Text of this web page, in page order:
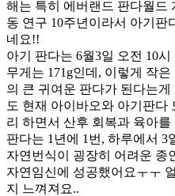
해는 특히 에버랜드 판다월드
동 연구 10주년이라서 아기판
네요!!
아기 판다는 6월3일 오전 10
무게는 171g인데, 이렇게 작
의 큰 귀여운 판다가 된다는
도 현재 아이바오와 아기판다
리 하면서 산후 회복과 육아를
판다는 1년에 1번, 하루에서
자연번식이 굉장히 어려운 종
자연임신에 성공했어요ㅜㅜ
지 느껴져요..